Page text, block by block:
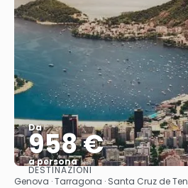
Da
958 €
a persona
Vedere
DESTINAZIONI
Genova · Tarragona · Santa Cruz de